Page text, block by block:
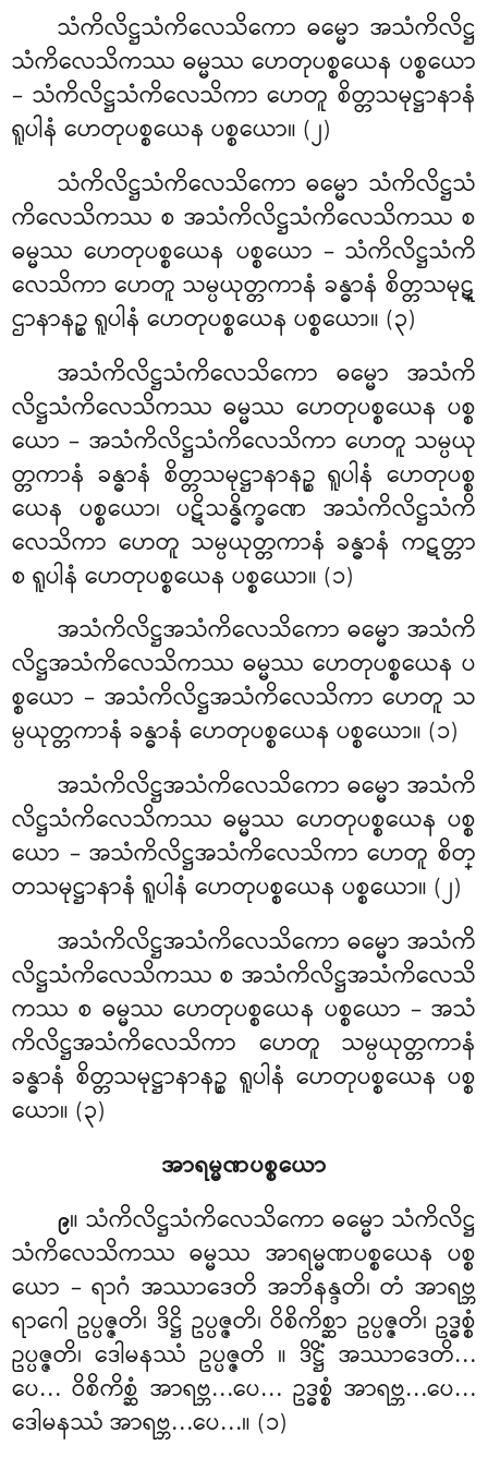
သံကိလိဋ္ဌသံကိလေသိကော ဓမ္မော အသံကိလိဋ္ဌ
သံကိလေသိကဿ ဓမ္မဿ ဟေတုပစ္စယေန ပစ္စယော
– သံကိလိဋ္ဌသံကိလေသိကာ ဟေတူ စိတ္တသမုဋ္ဌာနာနံ
ရူပါနံ ဟေတုပစ္စယေန ပစ္စယော။ (၂)
သံကိလိဋ္ဌသံကိလေသိကောဓမ္မော သံကိလိဋ္ဌသံ
ကိလေသိကဿ စ အသံကိလိဋ္ဌသံကိလေသိကဿ စ
ဓမ္မဿ ဟေတုပစ္စယေန ပစ္စယော – သံကိလိဋ္ဌသံကိ
လေသိကာ ဟေတူ သမ္ပယုတ္တကာနံ ခန္ဓာနံ စိတ္တသမုဋ္
ဌာနာနဉ္စ ရူပါနံ ဟေတုပစ္စယေန ပစ္စယော။ (၃)
အသံကိလိဋ္ဌသံကိလေသိကော ဓမ္မော အသံကိ
လိဋ္ဌသံကိလေသိကဿ ဓမ္မဿ ဟေတုပစ္စယေန ပစ္စ
ယော – အသံကိလိဋ္ဌသံကိလေသိကာ ဟေတူ သမ္ပယု
တ္တကာနံ ခန္ဓာနံ စိတ္တသမုဋ္ဌာနာနဉ္စ ရူပါနံ ဟေတုပစ္စ
ယေန ပစ္စယော၊ ပဋိသန္ဓိက္ခဏေ အသံကိလိဋ္ဌသံကိ
လေသိကာ ဟေတူ သမ္ပယုတ္တကာနံ ခန္ဓာနံ ကဋတ္တာ
စ ရူပါနံ ဟေတုပစ္စယေန ပစ္စယော။ (၁)
အသံကိလိဋ္ဌအသံကိလေသိကော ဓမ္မော အသံကိ
လိဋ္ဌအသံကိလေသိကဿ ဓမ္မဿ ဟေတုပစ္စယေန ပ
စ္စယော – အသံကိလိဋ္ဌအသံကိလေသိကာ ဟေတူ သ
မ္ပယုတ္တကာနံ ခန္ဓာနံ ဟေတုပစ္စယေန ပစ္စယော။ (၁)
အသံကိလိဋ္ဌအသံကိလေသိကော ဓမ္မော အသံကိ
လိဋ္ဌသံကိလေသိကဿ ဓမ္မဿ ဟေတုပစ္စယေန ပစ္စ
ယော – အသံကိလိဋ္ဌအသံကိလေသိကာ ဟေတူ စိတ္
တသမုဋ္ဌာနာနံ ရူပါနံ ဟေတုပစ္စယေန ပစ္စယော။ (၂)
အသံကိလိဋ္ဌအသံကိလေသိကော ဓမ္မော အသံကိ
လိဋ္ဌသံကိလေသိကဿ စ အသံကိလိဋ္ဌအသံကိလေသိ
ကဿ စ ဓမ္မဿ ဟေတုပစ္စယေန ပစ္စယော – အသံ
ကိလိဋ္ဌအသံကိလေသိကာ ဟေတူ သမ္ပယုတ္တကာနံ
ခန္ဓာနံ စိတ္တသမုဋ္ဌာနာနဉ္စ ရူပါနံ ဟေတုပစ္စယေန ပစ္စ
ယော။ (၃)
အာရမ္မဏပစ္စယော
၉။ သံကိလိဋ္ဌသံကိလေသိကော ဓမ္မော သံကိလိဋ္ဌ
သံကိလေသိကဿ ဓမ္မဿ အာရမ္မဏပစ္စယေန ပစ္စ
ယော – ရာဂံ အဿာဒေတိ အဘိနန္ဒတိ၊ တံ အာရဗ္ဘ
ရာဂေါ ဥပ္ပဇ္ဇတိ၊ ဒိဋ္ဌိ ဥပ္ပဇ္ဇတိ၊ ဝိစိကိစ္ဆာ ဥပ္ပဇ္ဇတိ၊ ဥဒ္ဓစ္စံ
ဥပ္ပဇ္ဇတိ၊ ဒေါမနဿံ ဥပ္ပဇ္ဇတိ ။ ဒိဋ္ဌိံ အဿာဒေတိ…
ပေ… ဝိစိကိစ္ဆံ အာရဗ္ဘ…ပေ… ဥဒ္ဓစ္စံ အာရဗ္ဘ…ပေ…
ဒေါမနဿံ အာရဗ္ဘ…ပေ…။ (၁)